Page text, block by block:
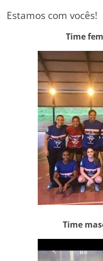
Estamos com vocês!
Time
Time